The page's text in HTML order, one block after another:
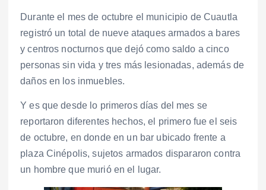
Durante el mes de octubre el municipio de Cuautla
registró un total de nueve ataques armados a bares
y centros nocturnos que dejó como saldo a cinco
personas sin vida y tres más lesionadas, además de
daños en los inmuebles.
Y es que desde lo primeros días del mes se
reportaron diferentes hechos, el primero fue el seis
de octubre, en donde en un bar ubicado frente a
plaza Cinépolis, sujetos armados dispararon contra
un hombre que murió en el lugar.